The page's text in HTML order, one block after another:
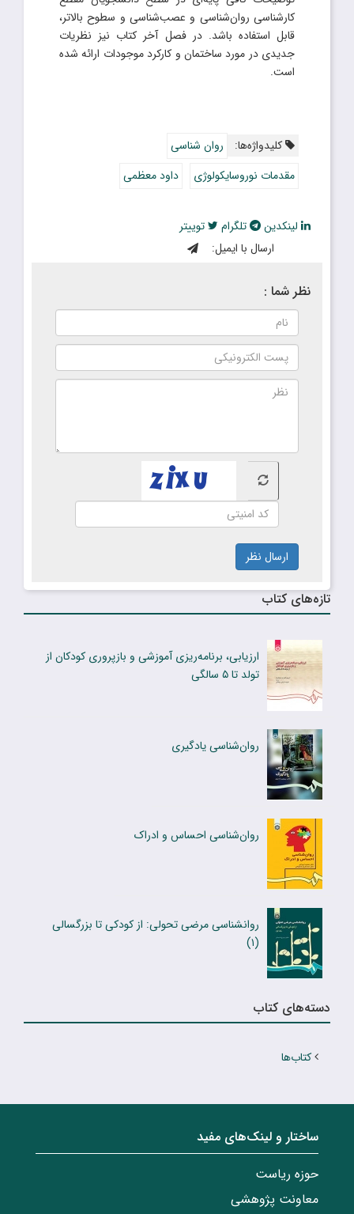
کارشناسی روان‌شناسی و عصب‌شناسی و سطوح بالاتر،
قابل استفاده باشد. در فصل آخر کتاب نیز نظریات
جدیدى در مورد ساختمان و کارکرد موجودات ارائه شده
است.
کلیدواژه‌ها:
روان شناسی
مقدمات نوروسایکولوژى
داود معظمى
لینکدین تلگرام
توییتر
ارسال با ایمیل:
نظر شما :
ارسال نظر
تازه‌های کتاب
ارزیابی، برنامه‌ریزی آموزشی و بازپروری کودکان از
تولد تا ۵ سالگی
روان‌شناسی یادگیری
روان‌شناسى احساس و ادراک
روانشناسی مرضی تحولی: از کودکى تا بزرگسالى
(۱)
دسته‌های کتاب
کتاب‌ها
ساختار‌‌ و‌‌ لینک‌های مفید
حوزه ریاست
معاونت پژوهشی